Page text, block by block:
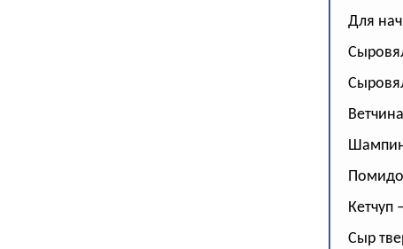
Для
Кетчуп
Сыр